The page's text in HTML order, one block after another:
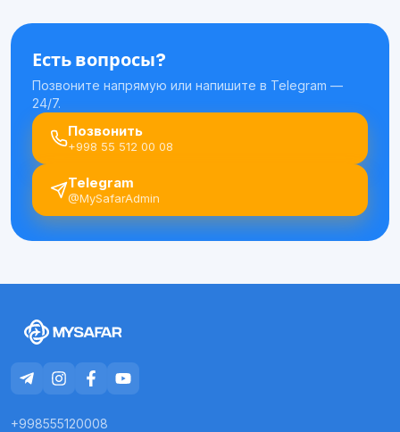
Есть вопросы?
Позвоните напрямую или напишите в Telegram —
24/7.
Позвонить
+998 55 512 00 08
Telegram
@MySafarAdmin
+998555120008